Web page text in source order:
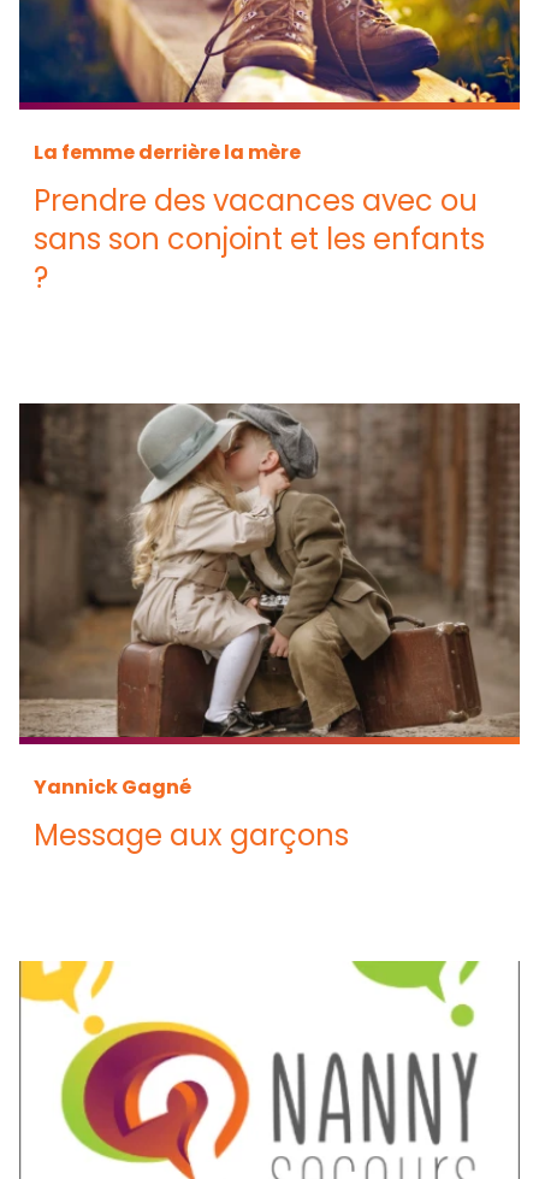
La femme derrière la mère
Prendre des vacances avec ou
sans son conjoint et les enfants
?
Yannick Gagné
Message aux garçons